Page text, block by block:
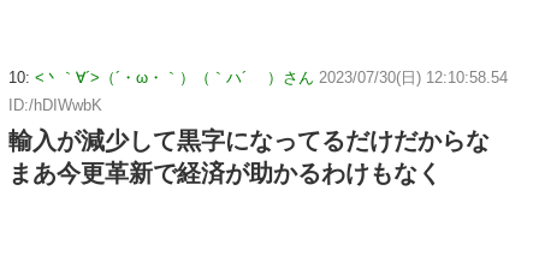
10: <丶｀∀´>（´・ω・｀）（｀ハ´ ）さん 2023/07/30(日) 12:10:58.54
ID:/hDIWwbK
輸入が減少して黒字になってるだけだからな
まあ今更革新で経済が助かるわけもなく